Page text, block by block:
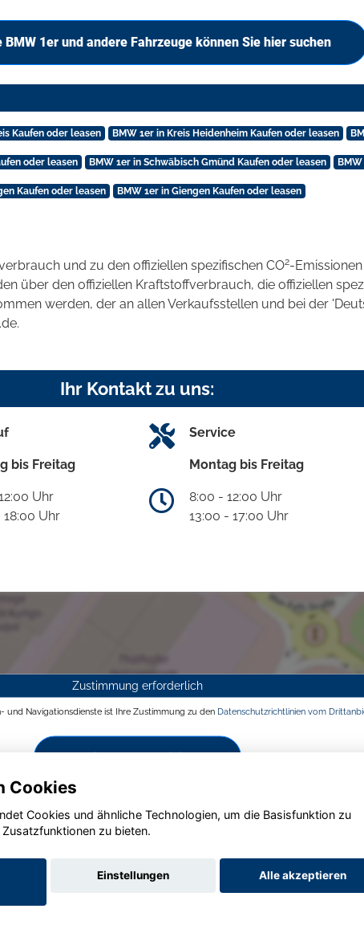
BMW 1er und andere Fahrzeuge können Sie hier suchen
Kaufen oder leasen BMW 1er in Kreis Heidenheim Kaufen oder leasen
oder leasen BMW 1er in Schwäbisch Gmünd Kaufen oder leasen
Kaufen oder leasen BMW 1er in Giengen Kaufen oder leasen
und zu den offiziellen spezifischen CO2-
über den offiziellen Kraftstoffverbrauch, die offiziellen
werden, der an allen Verkaufsstellen und bei der
Ihr Kontakt zu uns:
bis Freitag
Uhr
18:00 Uhr
Service
Montag bis Freitag
8:00 - 12:00 Uhr
13:00 - 17:00 Uhr
Zustimmung erforderlich
und Navigationsdienste ist Ihre Zustimmung zu den Datenschutzrichtlinien vom
Zustimmen und aktivieren
Cookies
Cookies und ähnliche Technologien, um die Basisfunktion zu
zu bieten.
Einstellungen Alle akzeptieren